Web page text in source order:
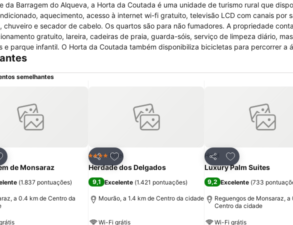
da Barragem do Alqueva, a Horta da Coutada é uma unidade de turismo rural que
aquecimento, acesso à internet wi-fi gratuito, televisão LCD com canais por
e secador de cabelo. Os quartos são para não fumadores. A propriedade
gratuito, lareira, cadeiras de praia, guarda-sóis, serviço de limpeza diário,
parque infantil. O Horta da Coutada também disponibiliza bicicletas para percorrer a
na piscina exterior do hotel. Todas as manhãs poderá também desfrutar de um
semelhantes
aos favoritos
de Monsaraz
(1.837 pontuações)
a 0.4 km de Centro da
Partilhar
Adicionar aos favoritos
4 EstrelasHotel
Herdade dos Delgados
9,1 Excelente (1.421 pontuações)
Mourão, a 1.4 km de Centro da cidade
Wi-Fi grátis
Partilhar
Adicionar aos
Hotel
Luxury Palm Suites
9,2 Excelente (733
Reguengos de Monsaraz, a
Centro da cidade
Wi-Fi grátis